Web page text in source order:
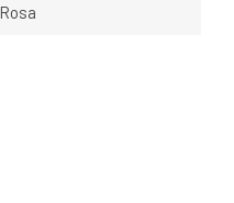
Rosa